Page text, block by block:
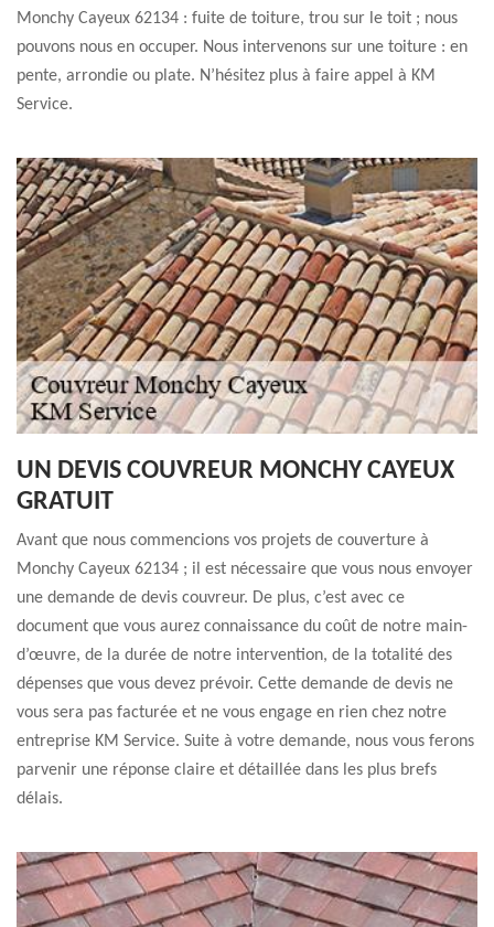
Monchy Cayeux 62134 : fuite de toiture, trou sur le toit ; nous
pouvons nous en occuper. Nous intervenons sur une toiture : en
pente, arrondie ou plate. N’hésitez plus à faire appel à KM
Service.
UN DEVIS COUVREUR MONCHY CAYEUX
GRATUIT
Avant que nous commencions vos projets de couverture à
Monchy Cayeux 62134 ; il est nécessaire que vous nous envoyer
une demande de devis couvreur. De plus, c’est avec ce
document que vous aurez connaissance du coût de notre main-
d’œuvre, de la durée de notre intervention, de la totalité des
dépenses que vous devez prévoir. Cette demande de devis ne
vous sera pas facturée et ne vous engage en rien chez notre
entreprise KM Service. Suite à votre demande, nous vous ferons
parvenir une réponse claire et détaillée dans les plus brefs
délais.